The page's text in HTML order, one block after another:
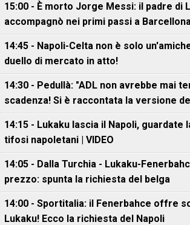
15:00 - È morto Jorge Messi: il padre di
accompagnò nei primi passi a
14:45 - Napoli-Celta non è solo
duello di mercato in atto!
14:30 - Pedullà: "ADL non avrebbe mai
scadenza! Si è raccontata la versione
14:15 - Lukaku lascia il Napoli, guardate
tifosi napoletani | VIDEO
14:05 - Dalla Turchia - Lukaku-
prezzo: spunta la richiesta del belga
14:00 - Sportitalia: il Fenerbahce offre
Lukaku! Ecco la richiesta del Napoli